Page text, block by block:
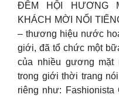
ĐÊM HỘI HƯƠNG
KHÁCH MỜI NỔI
– thương hiệu nước
giới, đã tổ chức một
của nhiều gương
trong giới thời trang
riêng như: